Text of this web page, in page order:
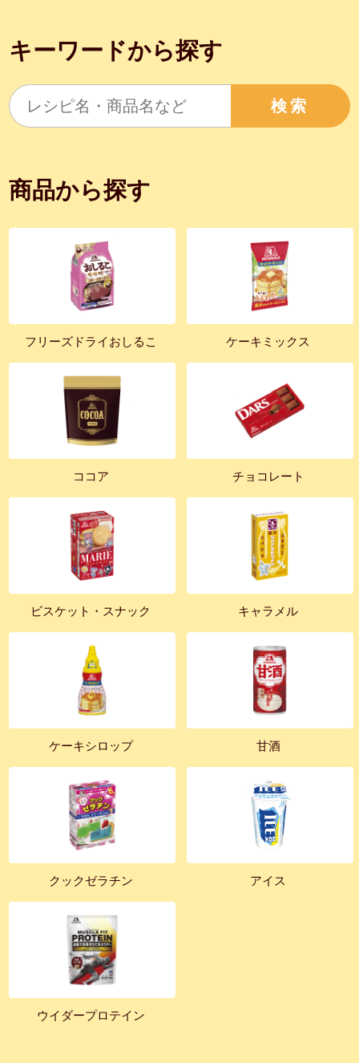
キーワードから探す
検索
商品から探す
フリーズドライおしるこ ケーキミックス
ココア チョコレート
ビスケット・スナック キャラメル
ケーキシロップ 甘酒
クックゼラチン アイス
ウイダープロテイン